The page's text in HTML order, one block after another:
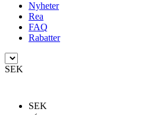
Nyheter
Rea
FAQ
Rabatter
SEK
SEK